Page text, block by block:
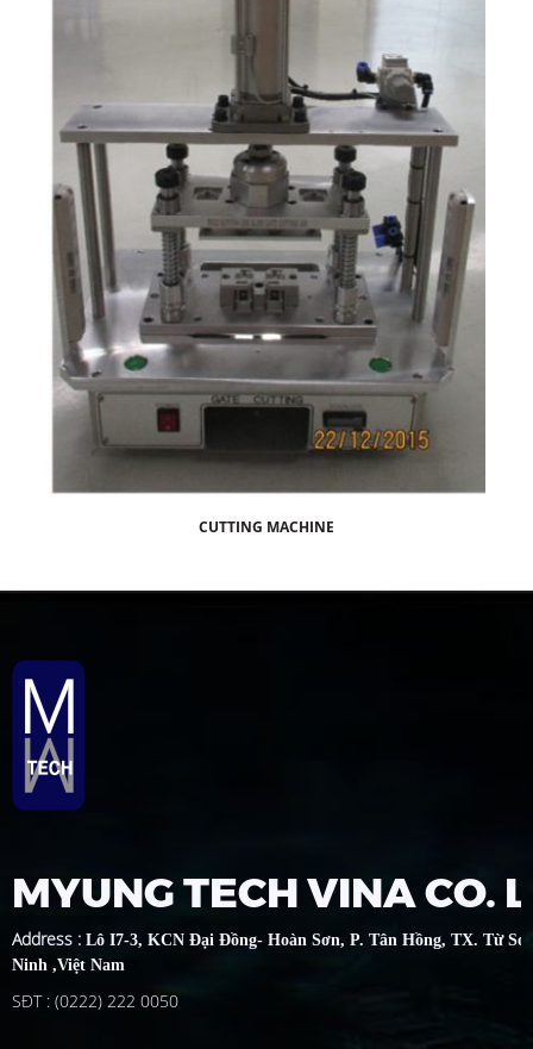
CUTTING MACHINE
MYUNG TECH VINA CO.
Address : Lô I7-3, KCN Đại Đồng- Hoàn Sơn, P. Tân Hồng, TX. Từ
Ninh ,Việt Nam
SĐT : (0222) 222 0050